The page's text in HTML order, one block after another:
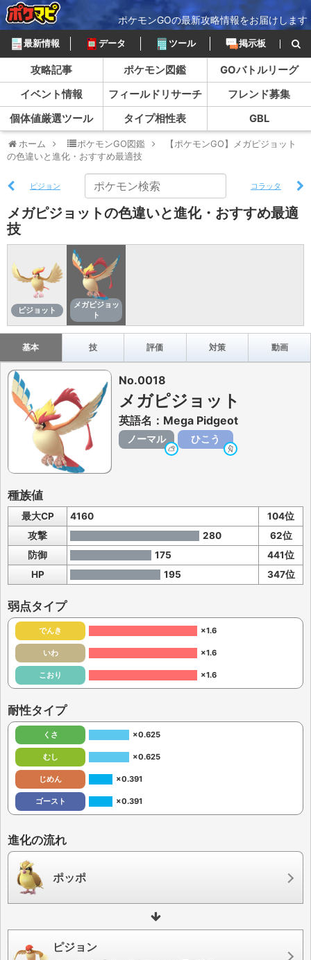
ポケモンGOの最新攻略情報をお届けします
最新情報 データ ツール 掲示板
攻略記事 ポケモン図鑑
GOバトルリーグ
イベント情報
フィールドリサーチ
フレンド募集
個体値厳選ツール
タイプ相性表 GBL
ホーム ポケモンGO図鑑
【ポケモンGO】メガピジョット
の色違いと進化・おすすめ最適技
ピジョン コラッタ
メガピジョットの色違いと進化・おすすめ最適
技
ピジョット
メガピジョッ
ト
基本 技 評価 対策 動画
No.0018
メガピジョット
英語名：Mega Pidgeot
ノーマル ひこう
種族値
最大CP 4160
104位
攻撃
280
62位
防御
175
441位
HP
195 347位
弱点タイプ
でんき ×1.6
いわ ×1.6
こおり ×1.6
耐性タイプ
くさ ×0.625
むし ×0.625
じめん ×0.391
ゴースト ×0.391
進化の流れ
ポッポ
ピジョン